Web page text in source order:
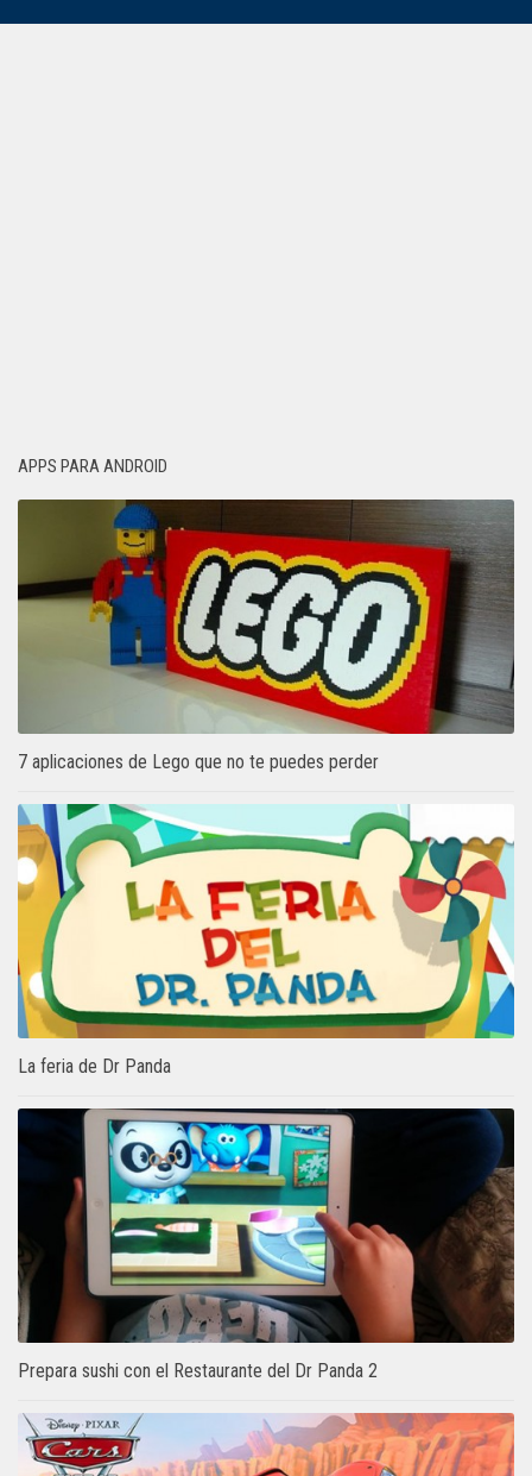
APPS PARA ANDROID
7 aplicaciones de Lego que no te puedes perder
La feria de Dr Panda
Prepara sushi con el Restaurante del Dr Panda 2